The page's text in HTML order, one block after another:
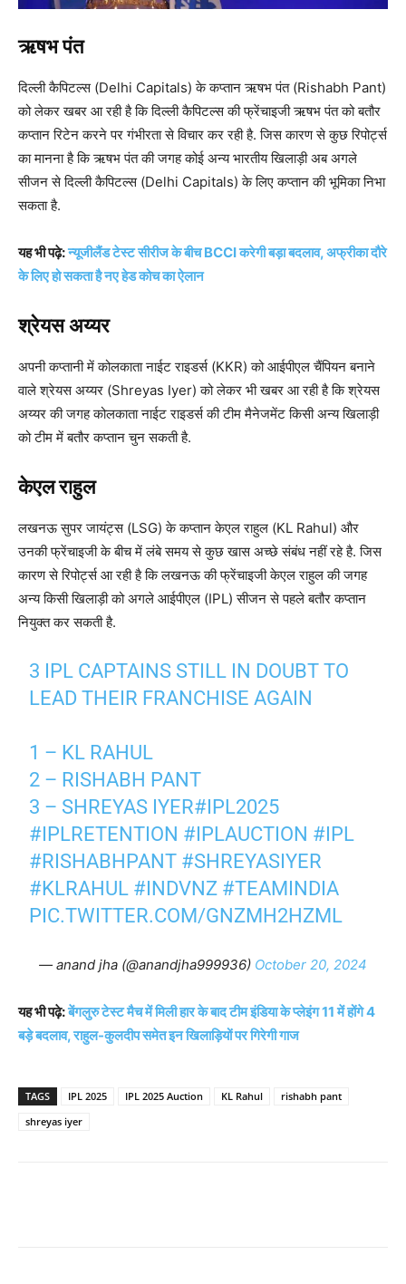
ऋषभ पंत
दिल्ली कैपिटल्स (Delhi Capitals) के कप्तान ऋषभ पंत (Rishabh Pant)
को लेकर खबर आ रही है कि दिल्ली कैपिटल्स की फ्रेंचाइजी ऋषभ पंत को बतौर
कप्तान रिटेन करने पर गंभीरता से विचार कर रही है. जिस कारण से कुछ रिपोर्ट्स
का मानना है कि ऋषभ पंत की जगह कोई अन्य भारतीय खिलाड़ी अब अगले
सीजन से दिल्ली कैपिटल्स (Delhi Capitals) के लिए कप्तान की भूमिका निभा
सकता है.
यह भी पढ़े:न्यूजीलैंड टेस्ट सीरीज के बीच BCCI करेगी बड़ा बदलाव, अफ्रीका दौरे
के लिए हो सकता है नए हेड कोच का ऐलान
श्रेयस अय्यर
अपनी कप्तानी में कोलकाता नाईट राइडर्स (KKR) को आईपीएल चैंपियन बनाने
वाले श्रेयस अय्यर (Shreyas Iyer) को लेकर भी खबर आ रही है कि श्रेयस
अय्यर की जगह कोलकाता नाईट राइडर्स की टीम मैनेजमेंट किसी अन्य खिलाड़ी
को टीम में बतौर कप्तान चुन सकती है.
केएल राहुल
लखनऊ सुपर जायंट्स (LSG) के कप्तान केएल राहुल (KL Rahul) और
उनकी फ्रेंचाइजी के बीच में लंबे समय से कुछ खास अच्छे संबंध नहीं रहे है. जिस
कारण से रिपोर्ट्स आ रही है कि लखनऊ की फ्रेंचाइजी केएल राहुल की जगह
अन्य किसी खिलाड़ी को अगले आईपीएल (IPL) सीजन से पहले बतौर कप्तान
नियुक्त कर सकती है.
3 IPL CAPTAINS STILL IN DOUBT TO
LEAD THEIR FRANCHISE AGAIN
1 – KL RAHUL
2 – RISHABH PANT
3 – SHREYAS IYER#IPL2025
#IPLRETENTION #IPLAUCTION #IPL
#RISHABHPANT #SHREYASIYER
#KLRAHUL #INDVNZ #TEAMINDIA
PIC.TWITTER.COM/GNZMH2HZML
— anand jha (@anandjha999936) October 20, 2024
यह भी पढ़े:बेंगलुरु टेस्ट मैच में मिली हार के बाद टीम इंडिया के प्लेइंग 11 में होंगे 4
बड़े बदलाव, राहुल-कुलदीप समेत इन खिलाड़ियों पर गिरेगी गाज
TAGS IPL 2025 IPL 2025 Auction KL Rahul
rishabh pant
shreyas iyer